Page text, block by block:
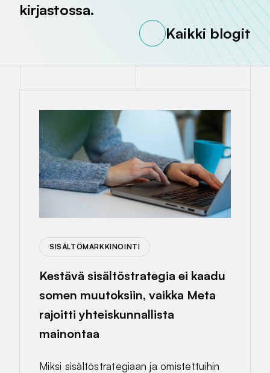
kirjastossa.
Kaikki blogit
SISÄLTÖMARKKINOINTI
Kestävä sisältöstrategia ei kaadu
somen muutoksiin, vaikka Meta
rajoitti yhteiskunnallista
mainontaa
Miksi sisältöstrategiaan ja omistettuihin